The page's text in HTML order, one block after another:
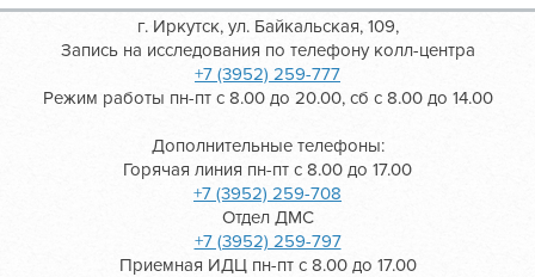
г. Иркутск, ул. Байкальская, 109,
Запись на исследования по телефону колл-центра
+7 (3952) 259-777
Режим работы пн-пт с 8.00 до 20.00, сб с 8.00 до 14.00
Дополнительные телефоны:
Горячая линия пн-пт с 8.00 до 17.00
+7 (3952) 259-708
Отдел ДМС
+7 (3952) 259-797
Приемная ИДЦ пн-пт с 8.00 до 17.00